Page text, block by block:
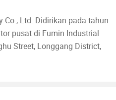
Co., Ltd. Didirikan pada tahun
pusat di Fumin Industrial
Street, Longgang District,